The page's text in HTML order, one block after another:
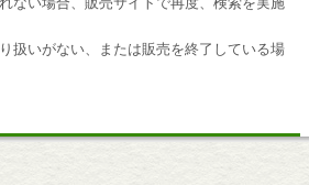
扱いがない、または販売を終了している場